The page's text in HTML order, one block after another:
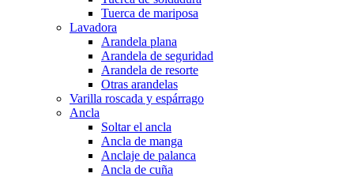
Tuerca de mariposa
Lavadora
Arandela plana
Arandela de seguridad
Arandela de resorte
Otras arandelas
Varilla roscada y espárrago
Ancla
Soltar el ancla
Ancla de manga
Anclaje de palanca
Ancla de cuña